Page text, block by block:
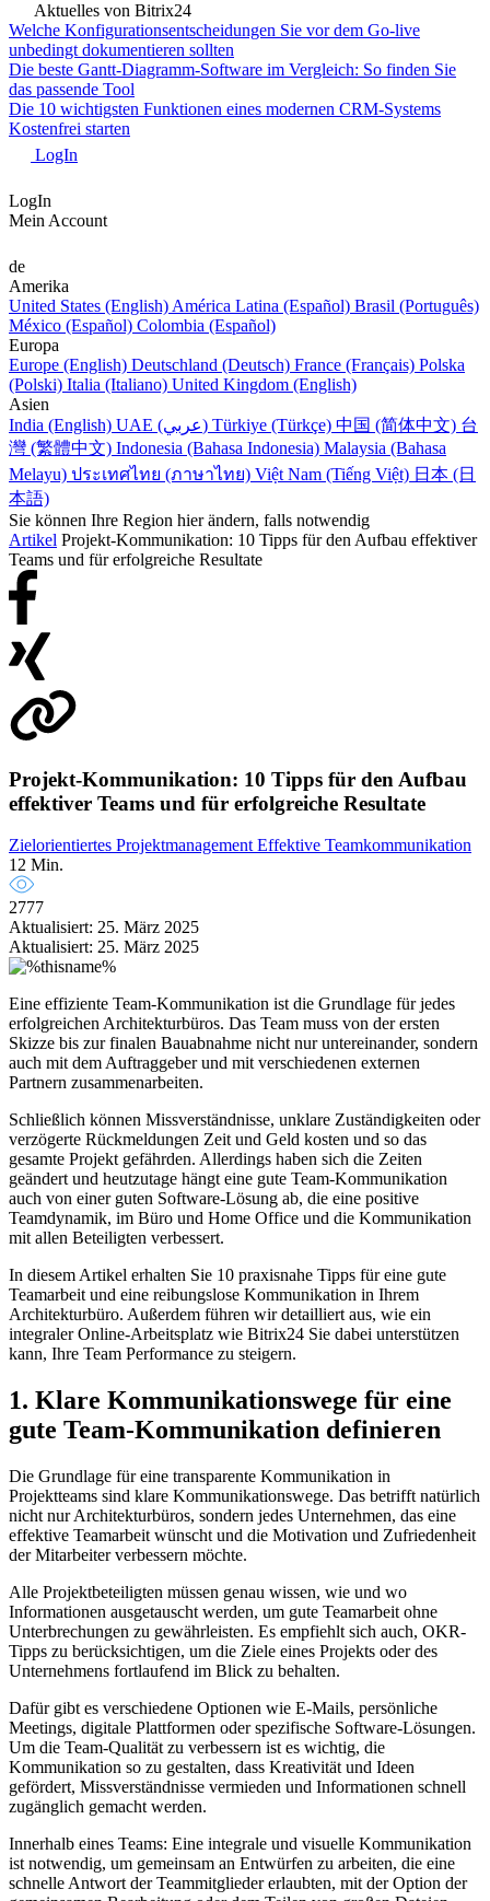
Aktuelles von Bitrix24
Welche Konfigurationsentscheidungen Sie vor dem Go-live
unbedingt dokumentieren sollten
Die beste Gantt-Diagramm-Software im Vergleich: So finden Sie
das passende Tool
Die 10 wichtigsten Funktionen eines modernen CRM-Systems
Kostenfrei starten
LogIn
LogIn
Mein Account
de
Amerika
United States (English) América Latina (Español) Brasil (Português)
México (Español) Colombia (Español)
Europa
Europe (English) Deutschland (Deutsch) France (Français) Polska
(Polski) Italia (Italiano) United Kingdom (English)
Asien
India (English)
UAE (عربي) Türkiye (Türkçe) 中国 (简体中文) 台
灣 (繁體中文) Indonesia (Bahasa Indonesia) Malaysia (Bahasa
Melayu) ประเทศไทย (ภาษาไทย) Việt Nam (Tiếng Việt) 日本 (日
本語)
Sie können Ihre Region hier ändern, falls notwendig
Artikel Projekt-Kommunikation: 10 Tipps für den Aufbau effektiver
Teams und für erfolgreiche Resultate
Projekt-Kommunikation: 10 Tipps für den Aufbau
effektiver Teams und für erfolgreiche Resultate
Zielorientiertes ProjektmanagementEffektive Teamkommunikation
12 Min.
2777
Aktualisiert: 25. März 2025
Aktualisiert: 25. März 2025
Eine effiziente Team-Kommunikation ist die Grundlage für jedes
erfolgreichen Architekturbüros. Das Team muss von der ersten
Skizze bis zur finalen Bauabnahme nicht nur untereinander, sondern
auch mit dem Auftraggeber und mit verschiedenen externen
Partnern zusammenarbeiten.
Schließlich können Missverständnisse, unklare Zuständigkeiten oder
verzögerte Rückmeldungen Zeit und Geld kosten und so das
gesamte Projekt gefährden. Allerdings haben sich die Zeiten
geändert und heutzutage hängt eine gute Team-Kommunikation
auch von einer guten Software-Lösung ab, die eine positive
Teamdynamik, im Büro und Home Office und die Kommunikation
mit allen Beteiligten verbessert.
In diesem Artikel erhalten Sie 10 praxisnahe Tipps für eine gute
Teamarbeit und eine reibungslose Kommunikation in Ihrem
Architekturbüro. Außerdem führen wir detailliert aus, wie ein
integraler Online-Arbeitsplatz wie Bitrix24 Sie dabei unterstützen
kann, Ihre Team Performance zu steigern.
1. Klare Kommunikationswege für eine
gute Team-Kommunikation definieren
Die Grundlage für eine transparente Kommunikation in
Projektteams sind klare Kommunikationswege. Das betrifft natürlich
nicht nur Architekturbüros, sondern jedes Unternehmen, das eine
effektive Teamarbeit wünscht und die Motivation und Zufriedenheit
der Mitarbeiter verbessern möchte.
Alle Projektbeteiligten müssen genau wissen, wie und wo
Informationen ausgetauscht werden, um gute Teamarbeit ohne
Unterbrechungen zu gewährleisten. Es empfiehlt sich auch, OKR-
Tipps zu berücksichtigen, um die Ziele eines Projekts oder des
Unternehmens fortlaufend im Blick zu behalten.
Dafür gibt es verschiedene Optionen wie E-Mails, persönliche
Meetings, digitale Plattformen oder spezifische Software-Lösungen.
Um die Team-Qualität zu verbessern ist es wichtig, die
Kommunikation so zu gestalten, dass Kreativität und Ideen
gefördert, Missverständnisse vermieden und Informationen schnell
zugänglich gemacht werden.
Innerhalb eines Teams: Eine integrale und visuelle Kommunikation
ist notwendig, um gemeinsam an Entwürfen zu arbeiten, die eine
schnelle Antwort der Teammitglieder erlaubten, mit der Option der